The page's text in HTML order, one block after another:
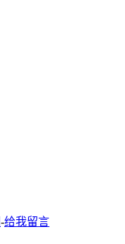
-给我留言